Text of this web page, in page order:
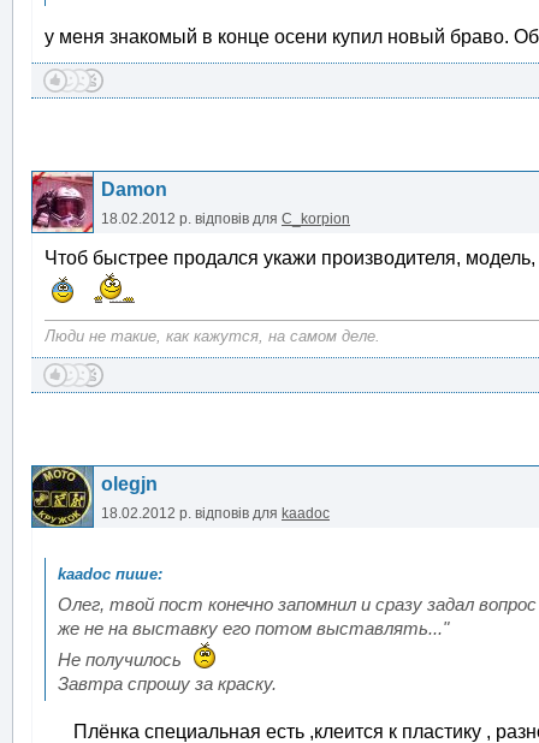
у меня знакомый в конце осени купил новый браво.
Damon
18.02.2012 р. відповів для C_korpion
Чтоб быстрее продался укажи производителя,
Люди не такие, как кажутся, на самом деле.
olegjn
18.02.2012 р. відповів для kaadoc
Олег, твой пост конечно запомнил и сразу задал
же не на выставку его потом выставлять..."
Не получилось
Завтра спрошу за краску.
Плёнка специальная есть ,клеится к пластику ,